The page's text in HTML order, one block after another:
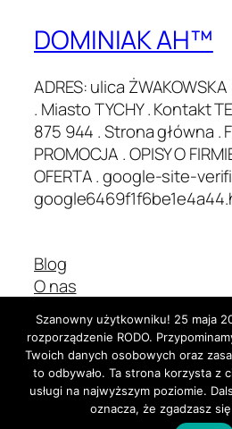
DOMINIAK AH™
ADRES: ulica
. Miasto TYCHY . Kontakt
875 944 . Strona główna .
PROMOCJA . OPISY O
OFERTA . google-site-
Blog
O nas
Autorzy
Dwadzieścia Dwadzieścia-Pięć
Szanowny użytkowniku! 25 maja
rozporządzenie RODO.
Twoich danych osobowych oraz
to odbywało. Ta strona korzysta z
usługi na najwyższym poziomie.
oznacza, że zgadzasz